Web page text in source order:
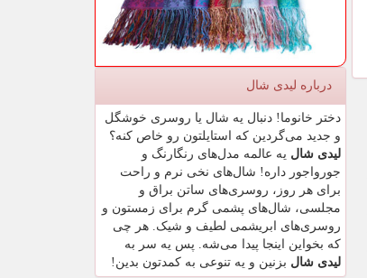
درباره لیدی شال
دختر خانوما! دنبال یه شال یا روسری خوشگل
و جدید می‌گردین که استایلتون رو خاص کنه؟
لیدی شال یه عالمه مدل‌های رنگارنگ و
جورواجور داره! شال‌های نخی نرم و راحت
برای هر روز، روسری‌های ساتن براق و
مجلسی، شال‌های پشمی گرم برای زمستون و
روسری‌های ابریشمی لطیف و شیک. هر چی
که بخواین اینجا پیدا می‌شه. پس یه سر به
لیدی شال بزنین و یه تنوعی به کمدتون بدین!